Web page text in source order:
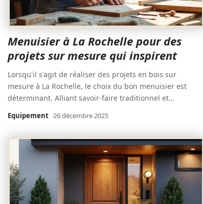
Menuisier à La Rochelle pour des
projets sur mesure qui inspirent
Lorsqu'il s'agit de réaliser des projets en bois sur
mesure à La Rochelle, le choix du bon menuisier est
déterminant. Alliant savoir-faire traditionnel et…
Equipement 26 décembre 2025